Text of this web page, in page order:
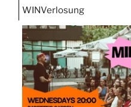
WINVerlosung